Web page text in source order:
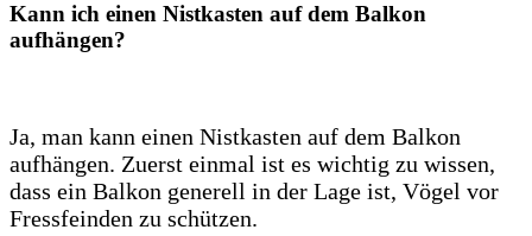
Kann ich einen Nistkasten auf dem Balkon
aufhängen?
Ja, man kann einen Nistkasten auf dem Balkon
aufhängen. Zuerst einmal ist es wichtig zu wissen,
dass ein Balkon generell in der Lage ist, Vögel vor
Fressfeinden zu schützen.